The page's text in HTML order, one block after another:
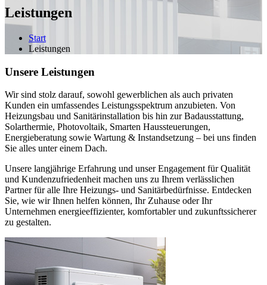
Leistungen
Start
Leistungen
Unsere Leistungen
Wir sind stolz darauf, sowohl gewerblichen als auch privaten
Kunden ein umfassendes Leistungsspektrum anzubieten. Von
Heizungsbau und Sanitärinstallation bis hin zur Badausstattung,
Solarthermie, Photovoltaik, Smarten Haussteuerungen,
Energieberatung sowie Wartung & Instandsetzung – bei uns finden
Sie alles unter einem Dach.
Unsere langjährige Erfahrung und unser Engagement für Qualität
und Kundenzufriedenheit machen uns zu Ihrem verlässlichen
Partner für alle Ihre Heizungs- und Sanitärbedürfnisse. Entdecken
Sie, wie wir Ihnen helfen können, Ihr Zuhause oder Ihr
Unternehmen energieeffizienter, komfortabler und zukunftssicherer
zu gestalten.